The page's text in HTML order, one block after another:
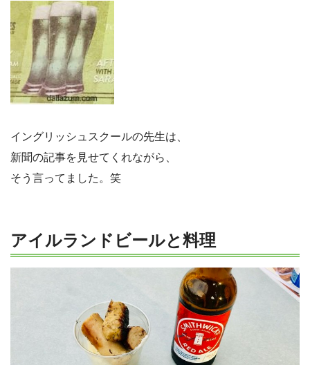
イングリッシュスクールの先生は、
新聞の記事を見せてくれながら、
そう言ってました。笑
アイルランドビールと料理